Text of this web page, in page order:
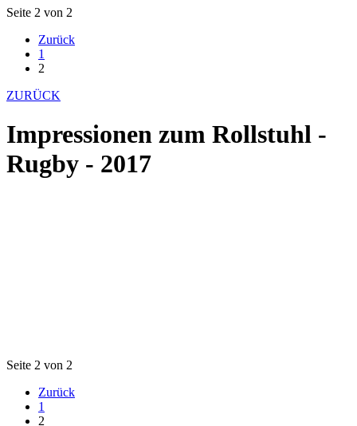
Seite 2 von 2
Zurück
1
2
ZURÜCK
Impressionen zum Rollstuhl -
Rugby - 2017
Seite 2 von 2
Zurück
1
2